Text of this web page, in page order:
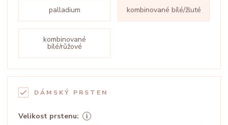
palladium kombinované bílé/žluté
kombinované
bílé/růžové
DÁMSKÝ PRSTEN
Velikost prstenu: